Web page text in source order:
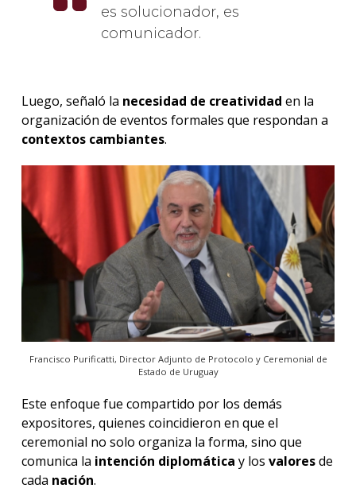
es solucionador, es
comunicador.
Luego, señaló la necesidad de creatividad en la
organización de eventos formales que respondan a
contextos cambiantes.
Francisco Purificatti, Director Adjunto de Protocolo y Ceremonial de
Estado de Uruguay
Este enfoque fue compartido por los demás
expositores, quienes coincidieron en que el
ceremonial no solo organiza la forma, sino que
comunica la intención diplomática y los valoresde
cada nación.